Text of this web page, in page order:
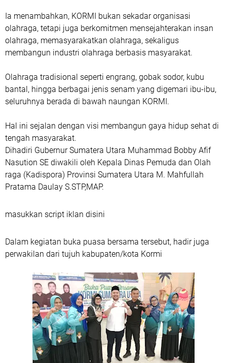
Ia menambahkan, KORMI bukan sekadar organisasi
olahraga, tetapi juga berkomitmen mensejahterakan insan
olahraga, memasyarakatkan olahraga, sekaligus
membangun industri olahraga berbasis masyarakat.
Olahraga tradisional seperti engrang, gobak sodor, kubu
bantal, hingga berbagai jenis senam yang digemari ibu-ibu,
seluruhnya berada di bawah naungan KORMI.
Hal ini sejalan dengan visi membangun gaya hidup sehat di
tengah masyarakat.
Dihadiri Gubernur Sumatera Utara Muhammad Bobby Afif
Nasution SE diwakili oleh Kepala Dinas Pemuda dan Olah
raga (Kadispora) Provinsi Sumatera Utara M. Mahfullah
Pratama Daulay S.STP,MAP.
masukkan script iklan disini
Dalam kegiatan buka puasa bersama tersebut, hadir juga
perwakilan dari tujuh kabupaten/kota Kormi